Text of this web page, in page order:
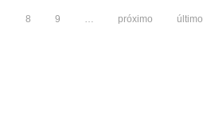
8 9 … próximo último